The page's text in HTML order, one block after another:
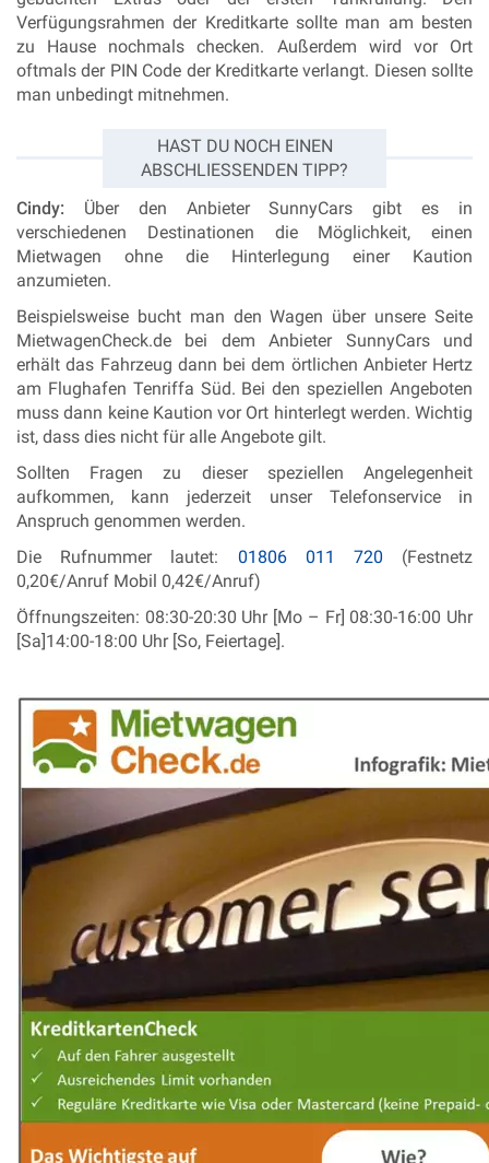
Verfügungsrahmen der Kreditkarte sollte man am besten
zu Hause nochmals checken. Außerdem wird vor Ort
oftmals der PIN Code der Kreditkarte verlangt. Diesen sollte
man unbedingt mitnehmen.
HAST DU NOCH EINEN
ABSCHLIESSENDEN TIPP?
Cindy: Über den Anbieter SunnyCars gibt es in
verschiedenen Destinationen die Möglichkeit, einen
Mietwagen ohne die Hinterlegung einer Kaution
anzumieten.
Beispielsweise bucht man den Wagen über unsere Seite
MietwagenCheck.de bei dem Anbieter SunnyCars und
erhält das Fahrzeug dann bei dem örtlichen Anbieter Hertz
am Flughafen Tenriffa Süd. Bei den speziellen Angeboten
muss dann keine Kaution vor Ort hinterlegt werden. Wichtig
ist, dass dies nicht für alle Angebote gilt.
Sollten Fragen zu dieser speziellen Angelegenheit
aufkommen, kann jederzeit unser Telefonservice in
Anspruch genommen werden.
Die Rufnummer lautet: 01806 011 720 (Festnetz
0,20€/Anruf Mobil 0,42€/Anruf)
Öffnungszeiten: 08:30-20:30 Uhr [Mo – Fr] 08:30-16:00 Uhr
[Sa]14:00-18:00 Uhr [So, Feiertage].